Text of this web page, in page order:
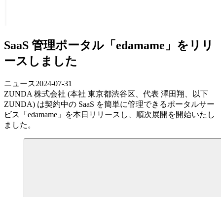
SaaS 管理ポータル「edamame」をリリ
ースしました
ニュース2024-07-31
ZUNDA 株式会社 (本社 東京都渋谷区、代表 澤田翔、以下
ZUNDA) は契約中の SaaS を簡単に管理できるポータルサー
ビス「edamame」を本日リリースし、順次展開を開始いたし
ました。